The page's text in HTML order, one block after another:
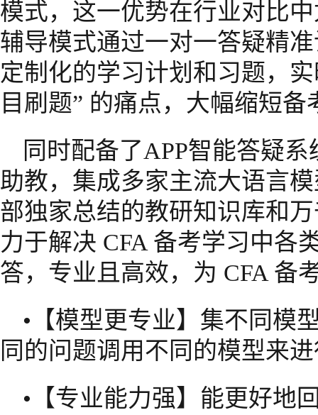
模式，这一优势在行业对比
辅导模式通过一对一答疑精
定制化的学习计划和习题，
目刷题” 的痛点，大幅缩短备
同时配备了APP智能答疑
助教，集成多家主流大语言
部独家总结的教研知识库和
力于解决 CFA 备考学习中各
答，专业且高效，为 CFA 备
•【模型更专业】集不同模
同的问题调用不同的模型来
•【专业能力强】能更好地